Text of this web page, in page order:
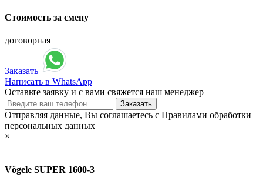
Стоимость за смену
договорная
Заказать
Написать в WhatsApp
Оставьте заявку и с вами свяжется наш менеджер
Отправляя данные, Вы соглашаетесь с Правилами обработки
персональных данных
×
Vögele SUPER 1600-3